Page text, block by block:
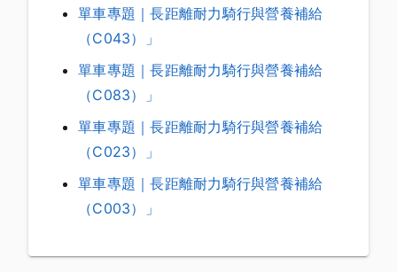
單車專題｜長距離耐力騎行與營養補給
（C043）」
單車專題｜長距離耐力騎行與營養補給
（C083）」
單車專題｜長距離耐力騎行與營養補給
（C023）」
單車專題｜長距離耐力騎行與營養補給
（C003）」